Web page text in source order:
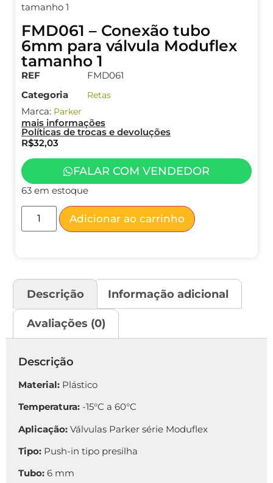
tamanho 1
FMD061 – Conexão tubo
6mm para válvula Moduflex
tamanho 1
REF
FMD061
Categoria
Retas
Marca: Parker
mais informações
Políticas de trocas e devoluções
R$32,03
FALAR COM VENDEDOR
63 em estoque
Adicionar ao carrinho
Descrição Informação adicional
Avaliações (0)
Descrição
Material: Plástico
Temperatura: -15°C a 60°C
Aplicação: Válvulas Parker série Moduflex
Tipo: Push-in tipo presilha
Tubo: 6 mm